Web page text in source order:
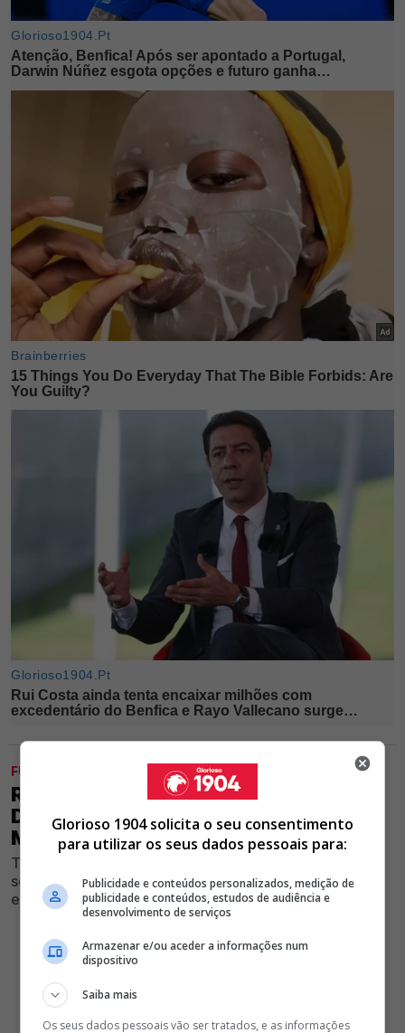
FUTEBOL
REFORÇO DO BENFICA DESTACA-SE
DOS RESTANTES E IMPRESSIONA
MARCO SILVA
Treinador das águias passa a contar com mais uma
solução no plantel principal, numa altura em que a
estrutura continua atenta ao mercado
Glorioso 1904 solicita o seu consentimento
para utilizar os seus dados pessoais para:
Publicidade e conteúdos personalizados, medição de
publicidade e conteúdos, estudos de audiência e
desenvolvimento de serviços
Armazenar e/ou aceder a informações num
dispositivo
Saiba mais
Os seus dados pessoais vão ser tratados, e as informações